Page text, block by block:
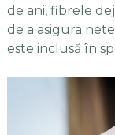
de ani, fibrele
de a asigura
este inclusă în